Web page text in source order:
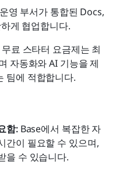
영 부서가 통합된 Docs,
게 협업합니다.
무료 스타터 요금제는 최
자동화와 AI 기능을 제
팀에 적합합니다.
함: Base에서 복잡한 자
간이 필요할 수 있으며,
을 수 있습니다.